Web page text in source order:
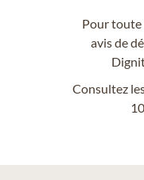
Pour toute
avis de
Consultez